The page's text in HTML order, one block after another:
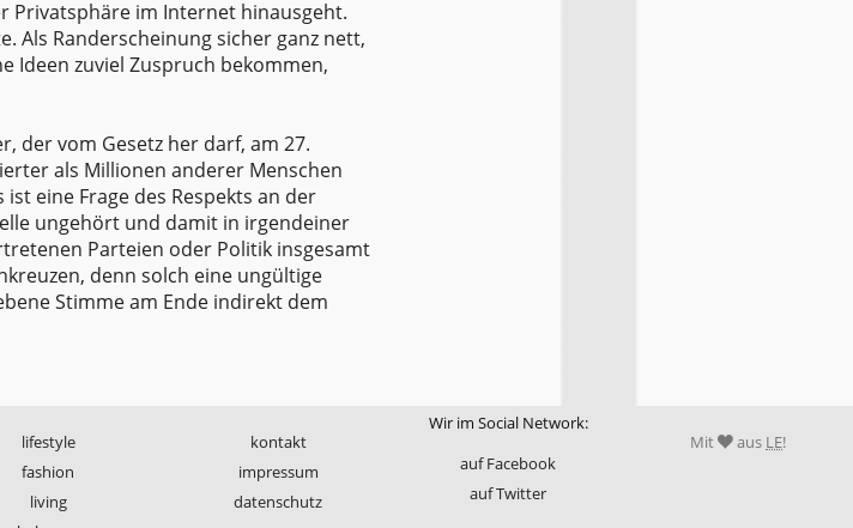
Privatsphäre im Internet hinausgeht.
Als Randerscheinung sicher ganz nett,
Ideen zuviel Zuspruch bekommen,
der vom Gesetz her darf, am 27.
als Millionen anderer Menschen
eine Frage des Respekts an der
ungehört und damit in irgendeiner
Parteien oder Politik insgesamt
denn solch eine ungültige
Stimme am Ende indirekt dem
lifestyle
fashion
living
kontakt
impressum
datenschutz
Wir im Social Network:
auf Facebook
auf Twitter
Mit aus LE!